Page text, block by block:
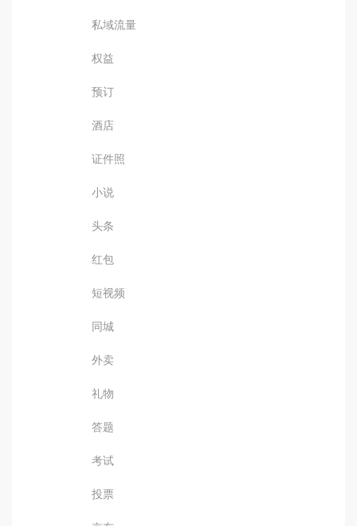
私域流量
权益
预订
酒店
证件照
小说
头条
红包
短视频
同城
外卖
礼物
答题
考试
投票